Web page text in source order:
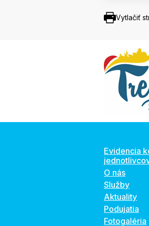
Vytlačiť
Evidencia
O nás
Služby
Aktuality
Podujatia
Fotogaléria